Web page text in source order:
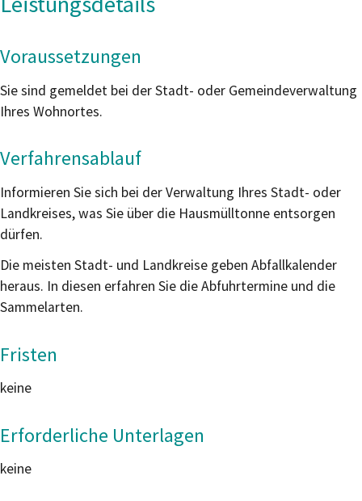
Voraussetzungen
Sie sind gemeldet bei der Stadt- oder Gemeindeverwaltung
Ihres Wohnortes.
Verfahrensablauf
Informieren Sie sich bei der Verwaltung Ihres Stadt- oder
Landkreises, was Sie über die Hausmülltonne entsorgen
dürfen.
Die meisten Stadt- und Landkreise geben Abfallkalender
heraus. In diesen erfahren Sie die Abfuhrtermine und die
Sammelarten.
Fristen
keine
Erforderliche Unterlagen
keine